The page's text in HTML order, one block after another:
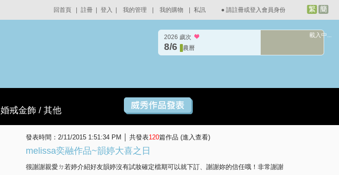
回首頁 註冊 登入 我的管理 我的購物 私訊 ● 請註冊或登入會員身份
2026 歲次
8/6 農曆
載入中...
婚戒金飾 / 其他
發表時間：2/11/2015 1:51:34 PM │ 共發表120篇作品 (進入查看)
melissa奕融作品~韻婷大喜之日
很謝謝親愛ㄉ若婷介紹好友韻婷沒有試妝確定檔期可以就下訂、謝謝妳的信任哦！非常謝謝